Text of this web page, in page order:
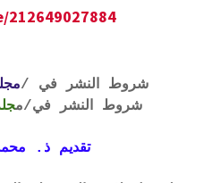
شروط النشر في /
شروط النشر في/م
تقديم ذ.